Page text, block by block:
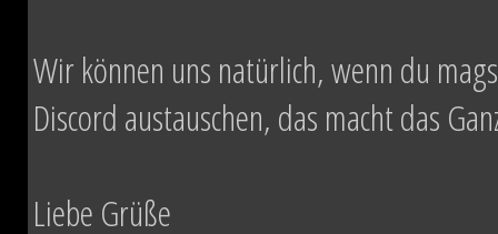
Wir können uns natürlich, wenn du
Discord austauschen, das macht das
Liebe Grüße